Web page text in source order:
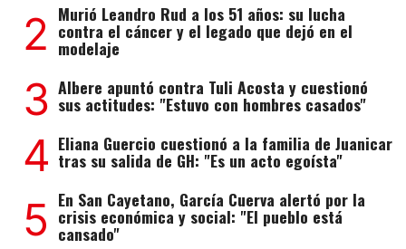
2 Murió Leandro Rud a los 51 años: su lucha
contra el cáncer y el legado que dejó en el
modelaje
3 Albere apuntó contra Tuli Acosta y cuestionó
sus actitudes: "Estuvo con hombres casados"
4 Eliana Guercio cuestionó a la familia de Juanicar
tras su salida de GH: "Es un acto egoísta"
5 En San Cayetano, García Cuerva alertó por la
crisis económica y social: "El pueblo está
cansado"